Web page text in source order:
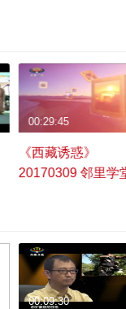
《西藏诱惑》
20170309 邻里学
00:29:45
00:09:30